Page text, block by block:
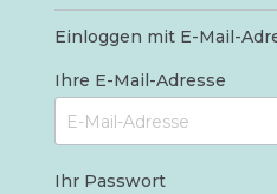
Einloggen mit E-Mail-
Ihre E-Mail-Adresse
Ihr Passwort